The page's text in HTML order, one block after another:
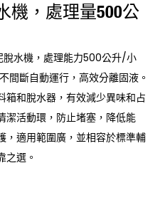
機，處理量500公
脫水機，處理能力500公升/小
間斷自動運行，高效分離固液。
箱和脫水器，有效減少異味和占
潔活動環，防止堵塞，降低能
，適用範圍廣，並相容於標準輔
之選。